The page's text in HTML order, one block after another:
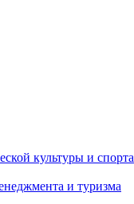
культуры и спорта
и туризма